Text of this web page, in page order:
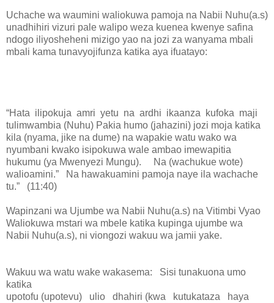
Uchache wa waumini waliokuwa pamoja na Nabii Nuhu(a.s)
unadhihiri vizuri pale walipo weza kuenea kwenye safina
ndogo iliyosheheni mizigo yao na jozi za wanyama mbali
mbali kama tunavyojifunza katika aya ifuatayo:
“Hata ilipokuja amri yetu na ardhi ikaanza kufoka maji
tulimwambia (Nuhu) Pakia humo (jahazini) jozi moja katika
kila (nyama, jike na dume) na wapakie watu wako wa
nyumbani kwako isipokuwa wale ambao imewapitia
hukumu (ya Mwenyezi Mungu). Na (wachukue wote)
walioamini.” Na hawakuamini pamoja naye ila wachache
tu.” (11:40)
Wapinzani wa Ujumbe wa Nabii Nuhu(a.s) na Vitimbi Vyao
Waliokuwa mstari wa mbele katika kupinga ujumbe wa
Nabii Nuhu(a.s), ni viongozi wakuu wa jamii yake.
Wakuu wa watu wake wakasema: Sisi tunakuona umo
katika
upotofu (upotevu) ulio dhahiri (kwa kutukataza haya